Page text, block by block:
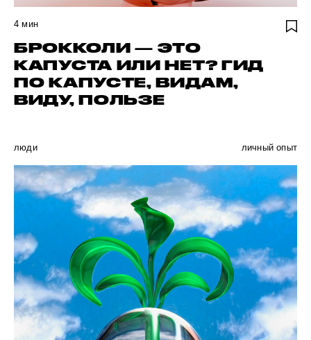
4 мин
БРОККОЛИ — ЭТО
КАПУСТА ИЛИ НЕТ? ГИД
ПО КАПУСТЕ, ВИДАМ,
ВИДУ, ПОЛЬЗЕ
люди личный опыт